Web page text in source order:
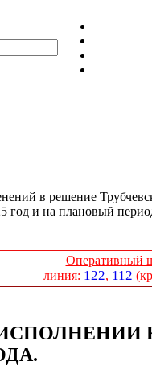
в решение
год и на плановый
Оперативный
линия: 122, 112